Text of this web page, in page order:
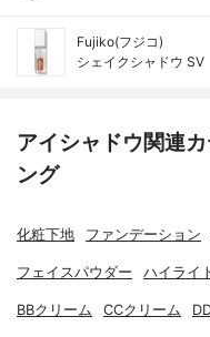
Fujiko(フジコ)
シェイクシャドウ SV
アイシャドウ関連
ング
化粧下地 ファンデーション
フェイスパウダー ハイライ
BBクリーム CCクリーム